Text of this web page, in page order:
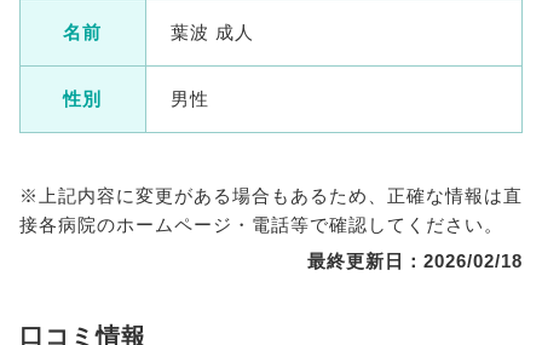
名前 葉波 成人
性別 男性
※上記内容に変更がある場合もあるため、正確な情報は直
接各病院のホームページ・電話等で確認してください。
最終更新日：2026/02/18
口コミ情報